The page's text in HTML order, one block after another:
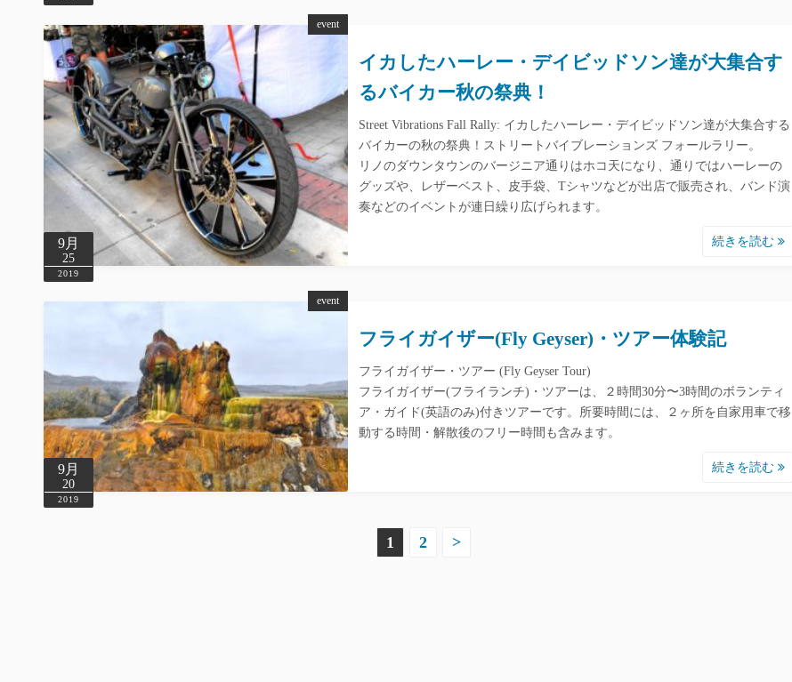
event
9月
25
2019
イカしたハーレー・デイビッドソン達が大集合す
るバイカー秋の祭典！
Street Vibrations Fall Rally: イカしたハーレー・デイビッドソン達が大集合する
バイカーの秋の祭典！ストリートバイブレーションズ フォールラリー。
リノのダウンタウンのバージニア通りはホコ天になり、通りではハーレーの
グッズや、レザーベスト、皮手袋、Tシャツなどが出店で販売され、バンド演
奏などのイベントが連日繰り広げられます。
続きを読む
event
9月
20
2019
フライガイザー(Fly Geyser)・ツアー体験記
フライガイザー・ツアー (Fly Geyser Tour)
フライガイザー(フライランチ)・ツアーは、２時間30分〜3時間のボランティ
ア・ガイド(英語のみ)付きツアーです。所要時間には、２ヶ所を自家用車で移
動する時間・解散後のフリー時間も含みます。
続きを読む
1 2 >